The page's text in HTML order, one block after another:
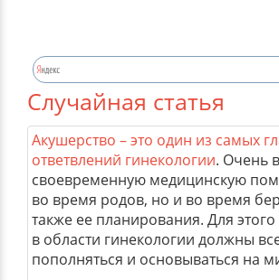
Случайная статья
Акушерство – это один из самых
ответвлений гинекологии. Очень
своевременную медицинскую
во время родов, но и во время
также ее планирования. Для
в области гинекологии должны
пополняться и основываться на